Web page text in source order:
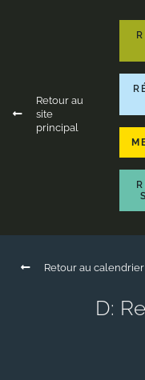
Retour au
site
principal
Retour au calendrier
D: